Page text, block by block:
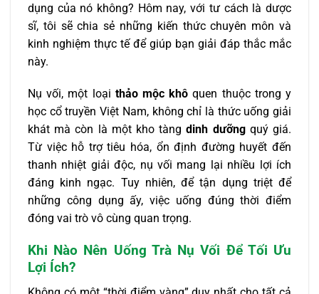
dụng của nó không? Hôm nay, với tư cách là dược
sĩ, tôi sẽ chia sẻ những kiến thức chuyên môn và
kinh nghiệm thực tế để giúp bạn giải đáp thắc mắc
này.
Nụ vối, một loại thảo mộc khô quen thuộc trong y
học cổ truyền Việt Nam, không chỉ là thức uống giải
khát mà còn là một kho tàngdinh dưỡngquý giá.
Từ việc hỗ trợ tiêu hóa, ổn định đường huyết đến
thanh nhiệt giải độc, nụ vối mang lại nhiều lợi ích
đáng kinh ngạc. Tuy nhiên, để tận dụng triệt để
những công dụng ấy, việc uống đúng thời điểm
đóng vai trò vô cùng quan trọng.
Khi Nào Nên Uống Trà Nụ Vối Để Tối Ưu
Lợi Ích?